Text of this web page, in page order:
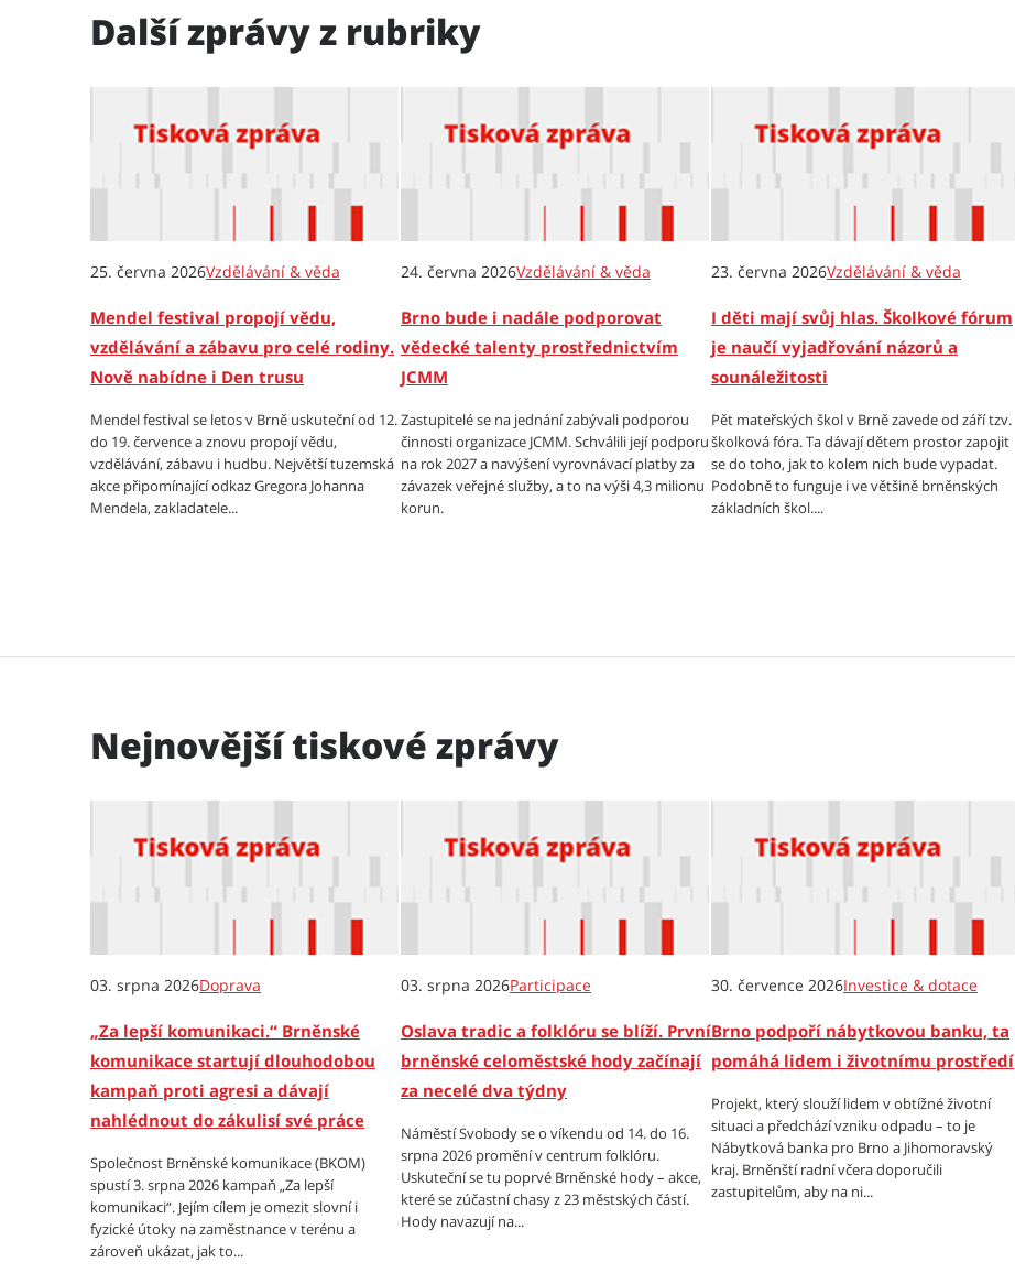
Další zprávy z rubriky
25. června 2026Vzdělávání & věda
Mendel festival propojí vědu,
vzdělávání a zábavu pro celé rodiny.
Nově nabídne i Den trusu
Mendel festival se letos v Brně uskuteční od 12.
do 19. července a znovu propojí vědu,
vzdělávání, zábavu i hudbu. Největší tuzemská
akce připomínající odkaz Gregora Johanna
Mendela, zakladatele...
24. června 2026Vzdělávání & věda
Brno bude i nadále podporovat
vědecké talenty prostřednictvím
JCMM
Zastupitelé se na jednání zabývali podporou
činnosti organizace JCMM. Schválili její podporu
na rok 2027 a navýšení vyrovnávací platby za
závazek veřejné služby, a to na výši 4,3 milionu
korun.
23. června 2026Vzdělávání & věda
I děti mají svůj hlas. Školkové fórum
je naučí vyjadřování názorů a
sounáležitosti
Pět mateřských škol v Brně zavede od září tzv.
školková fóra. Ta dávají dětem prostor zapojit
se do toho, jak to kolem nich bude vypadat.
Podobně to funguje i ve většině brněnských
základních škol....
Nejnovější tiskové zprávy
03. srpna 2026Doprava
„Za lepší komunikaci.“ Brněnské
komunikace startují dlouhodobou
kampaň proti agresi a dávají
nahlédnout do zákulisí své práce
Společnost Brněnské komunikace (BKOM)
spustí 3. srpna 2026 kampaň „Za lepší
komunikaci“. Jejím cílem je omezit slovní i
fyzické útoky na zaměstnance v terénu a
zároveň ukázat, jak to...
03. srpna 2026Participace
Oslava tradic a folklóru se blíží. První
brněnské celoměstské hody začínají
za necelé dva týdny
Náměstí Svobody se o víkendu od 14. do 16.
srpna 2026 promění v centrum folklóru.
Uskuteční se tu poprvé Brněnské hody – akce,
které se zúčastní chasy z 23 městských částí.
Hody navazují na...
30. července 2026Investice & dotace
Brno podpoří nábytkovou banku, ta
pomáhá lidem i životnímu prostředí
Projekt, který slouží lidem v obtížné životní
situaci a předchází vzniku odpadu – to je
Nábytková banka pro Brno a Jihomoravský
kraj. Brněnští radní včera doporučili
zastupitelům, aby na ni...